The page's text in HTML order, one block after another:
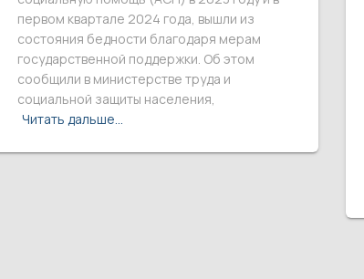
первом квартале 2024 года, вышли из
состояния бедности благодаря мерам
государственной поддержки. Об этом
сообщили в министерстве труда и
социальной защиты населения,
Читать дальше…